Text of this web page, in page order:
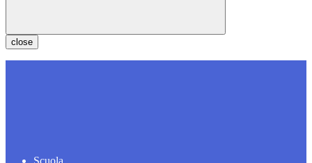
close